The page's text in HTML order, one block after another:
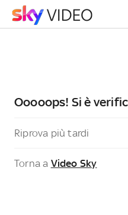
Ooooops! Si è
Riprova più tardi
Torna a Video Sky